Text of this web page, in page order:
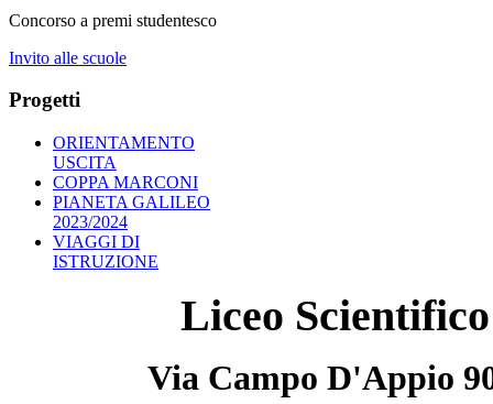
Concorso a premi studentesco
Invito alle scuole
Progetti
ORIENTAMENTO
USCITA
COPPA MARCONI
PIANETA GALILEO
2023/2024
VIAGGI DI
ISTRUZIONE
Liceo
Via Campo D'Appio